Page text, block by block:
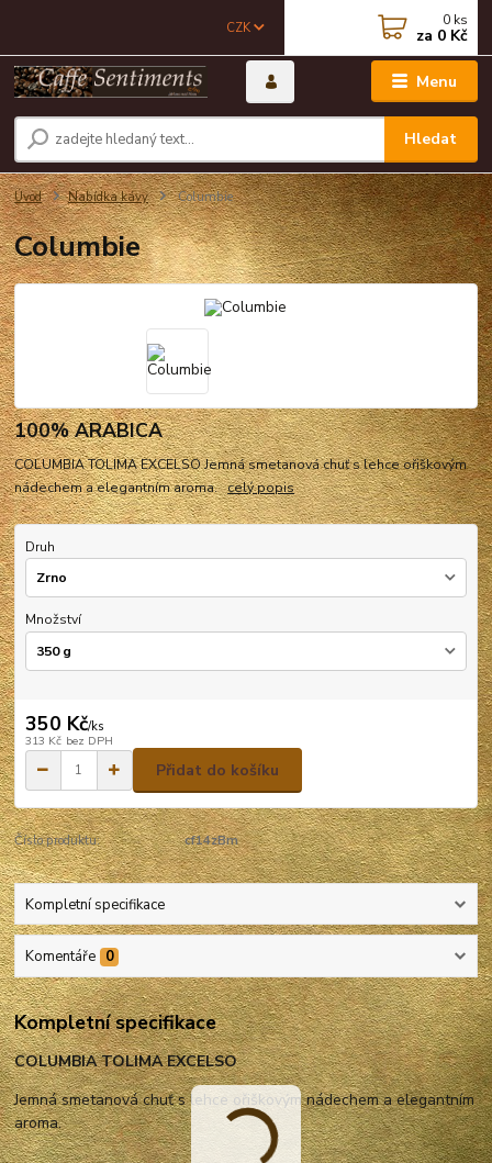
Menu
CZK
Hledat
0 ks
za 0 Kč
Úvod Nabídka kávy Columbie
Columbie
100% ARABICA
COLUMBIA TOLIMA EXCELSO Jemná smetanová chuť s lehce ořiškovým
nádechem a elegantním aroma.celý popis
Druh
Množství
350 Kč/ks
313 Kč bez DPH
Přidat do košíku
Číslo produktu: cf14zBm
Kompletní specifikace
Komentáře 0
Kompletní specifikace
COLUMBIA TOLIMA EXCELSO
Jemná smetanová chuť s lehce ořiškovým nádechem a elegantním
aroma.